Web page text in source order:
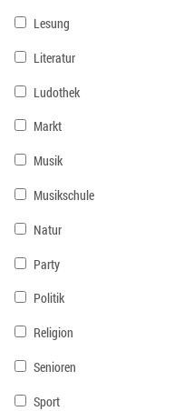
Lesung
Literatur
Ludothek
Markt
Musik
Musikschule
Natur
Party
Politik
Religion
Senioren
Sport